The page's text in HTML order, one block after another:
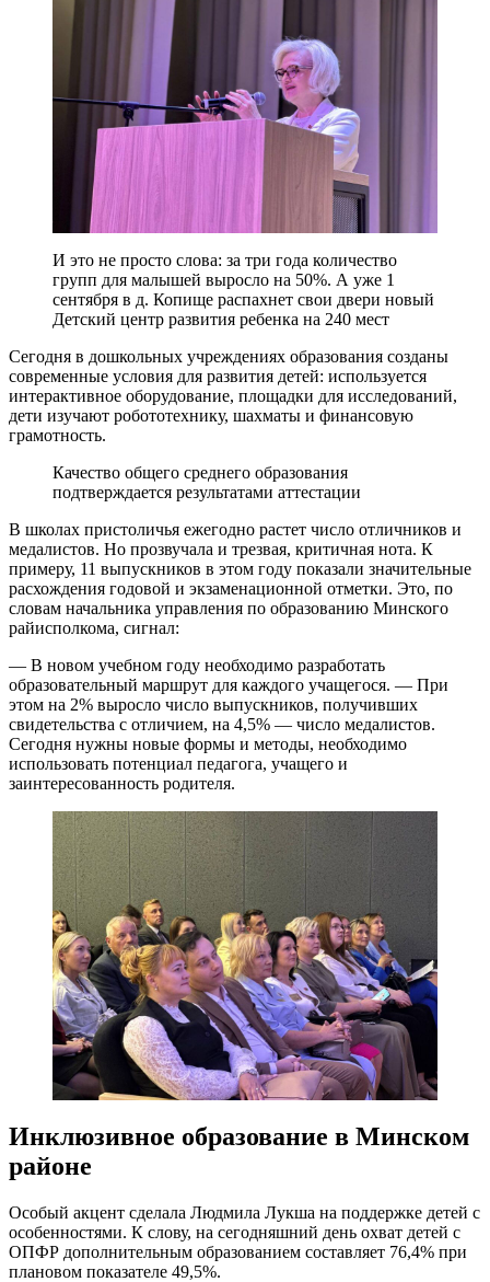
И это не просто слова: за три года количество
групп для малышей выросло на 50%. А уже 1
сентября в д. Копище распахнет свои двери новый
Детский центр развития ребенка на 240 мест
Сегодня в дошкольных учреждениях образования созданы
современные условия для развития детей: используется
интерактивное оборудование, площадки для исследований,
дети изучают робототехнику, шахматы и финансовую
грамотность.
Качество общего среднего образования
подтверждается результатами аттестации
В школах пристоличья ежегодно растет число отличников и
медалистов. Но прозвучала и трезвая, критичная нота. К
примеру, 11 выпускников в этом году показали значительные
расхождения годовой и экзаменационной отметки. Это, по
словам начальника управления по образованию Минского
райисполкома, сигнал:
— В новом учебном году необходимо разработать
образовательный маршрут для каждого учащегося. — При
этом на 2% выросло число выпускников, получивших
свидетельства с отличием, на 4,5% — число медалистов.
Сегодня нужны новые формы и методы, необходимо
использовать потенциал педагога, учащего и
заинтересованность родителя.
Инклюзивное образование в Минском
районе
Особый акцент сделала Людмила Лукша на поддержке детей с
особенностями. К слову, на сегодняшний день охват детей с
ОПФР дополнительным образованием составляет 76,4% при
плановом показателе 49,5%.